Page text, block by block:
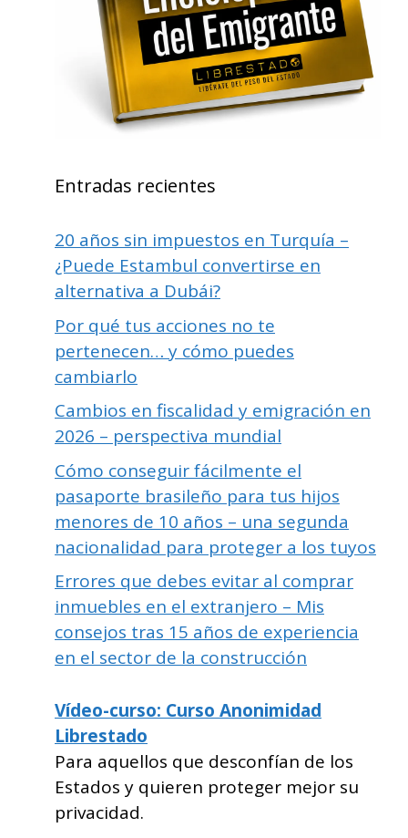
Entradas recientes
20 años sin impuestos en Turquía –
¿Puede Estambul convertirse en
alternativa a Dubái?
Por qué tus acciones no te
pertenecen… y cómo puedes
cambiarlo
Cambios en fiscalidad y emigración en
2026 – perspectiva mundial
Cómo conseguir fácilmente el
pasaporte brasileño para tus hijos
menores de 10 años – una segunda
nacionalidad para proteger a los tuyos
Errores que debes evitar al comprar
inmuebles en el extranjero – Mis
consejos tras 15 años de experiencia
en el sector de la construcción
Vídeo-curso: Curso Anonimidad
Librestado
Para aquellos que desconfían de los
Estados y quieren proteger mejor su
privacidad.